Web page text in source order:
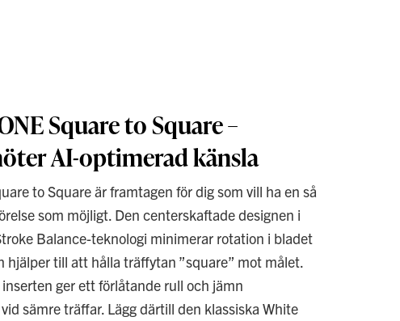
Square to Square –
AI-optimerad känsla
to Square är framtagen för dig som vill ha en så
som möjligt. Den centerskaftade designen i
Balance-teknologi minimerar rotation i bladet
hjälper till att hålla träffytan ”square” mot målet.
ger ett förlåtande rull och jämn
sämre träffar. Lägg därtill den klassiska White